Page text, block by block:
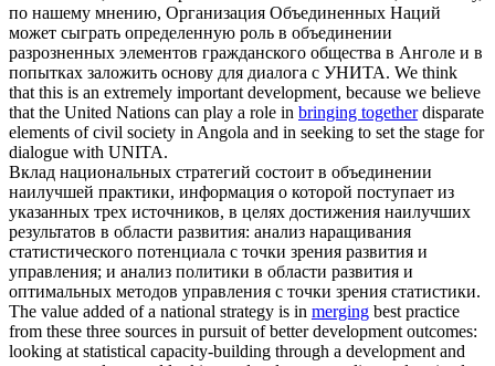
по нашему мнению, Организация Объединенных Наций
может сыграть определенную роль в объединении
разрозненных элементов гражданского общества в Анголе и в
попытках заложить основу для диалога с УНИТА. We think
that this is an extremely important development, because we believe
that the United Nations can play a role in bringing togetherdisparate
elements of civil society in Angola and in seeking to set the stage for
dialogue with UNITA.
Вклад национальных стратегий состоит в объединении
наилучшей практики, информация о которой поступает из
указанных трех источников, в целях достижения наилучших
результатов в области развития: анализ наращивания
статистического потенциала с точки зрения развития и
управления; и анализ политики в области развития и
оптимальных методов управления с точки зрения статистики.
The value added of a national strategy is in merging best practice
from these three sources in pursuit of better development outcomes:
looking at statistical capacity-building through a development and